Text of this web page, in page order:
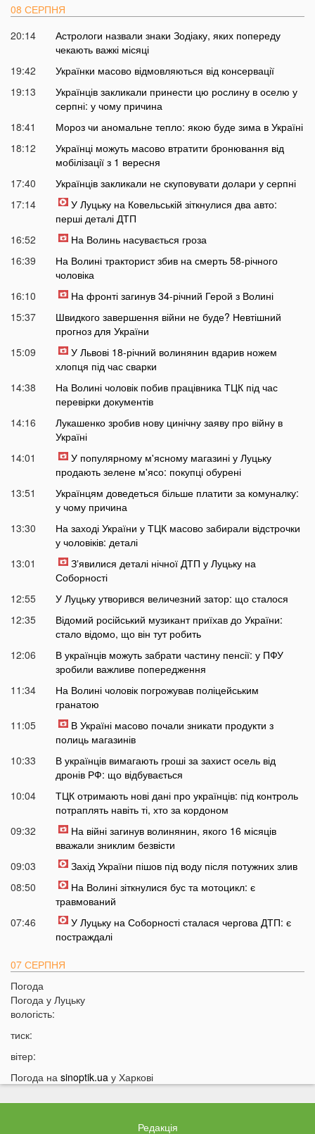
08 СЕРПНЯ
20:14
Астрологи назвали знаки Зодіаку, яких попереду
чекають важкі місяці
19:42
Українки масово відмовляються від консервації
19:13
Українців закликали принести цю рослину в оселю у
серпні: у чому причина
18:41
Мороз чи аномальне тепло: якою буде зима в Україні
18:12
Українці можуть масово втратити бронювання від
мобілізації з 1 вересня
17:40
Українців закликали не скуповувати долари у серпні
17:14
У Луцьку на Ковельській зіткнулися два авто:
перші деталі ДТП
16:52
На Волинь насувається гроза
16:39
На Волині тракторист збив на смерть 58-річного
чоловіка
16:10
На фронті загинув 34-річний Герой з Волині
15:37
Швидкого завершення війни не буде? Невтішний
прогноз для України
15:09
У Львові 18-річний волинянин вдарив ножем
хлопця під час сварки
14:38
На Волині чоловік побив працівника ТЦК під час
перевірки документів
14:16
Лукашенко зробив нову цинічну заяву про війну в
Україні
14:01
У популярному м'ясному магазині у Луцьку
продають зелене м'ясо: покупці обурені
13:51
Українцям доведеться більше платити за комуналку:
у чому причина
13:30
На заході України у ТЦК масово забирали відстрочки
у чоловіків: деталі
13:01
Зʼявилися деталі нічної ДТП у Луцьку на
Соборності
12:55
У Луцьку утворився величезний затор: що сталося
12:35
Відомий російський музикант приїхав до України:
стало відомо, що він тут робить
12:06
В українців можуть забрати частину пенсії: у ПФУ
зробили важливе попередження
11:34
На Волині чоловік погрожував поліцейським
гранатою
11:05
В Україні масово почали зникати продукти з
полиць магазинів
10:33
В українців вимагають гроші за захист осель від
дронів РФ: що відбувається
10:04
ТЦК отримають нові дані про українців: під контроль
потраплять навіть ті, хто за кордоном
09:32
На війні загинув волинянин, якого 16 місяців
вважали зниклим безвісти
09:03
Захід України пішов під воду після потужних злив
08:50
На Волині зіткнулися бус та мотоцикл: є
травмований
07:46
У Луцьку на Соборності сталася чергова ДТП: є
постраждалі
07 СЕРПНЯ
20:31
20:17
19:30
Назвали найжадібніших чоловіків за знаком Зодіаку
19:15
Ці речі категорично заборонено робити під час грози
На заході України чоловік впіймав 10-кілограмову
Погода
Погода у Луцьку
вологість:
тиск:
вітер:
Погода на sinoptik.ua у Харкові
Редакція